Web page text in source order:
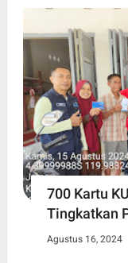
700 Kartu
Tingkatkan
Agustus 16, 2024